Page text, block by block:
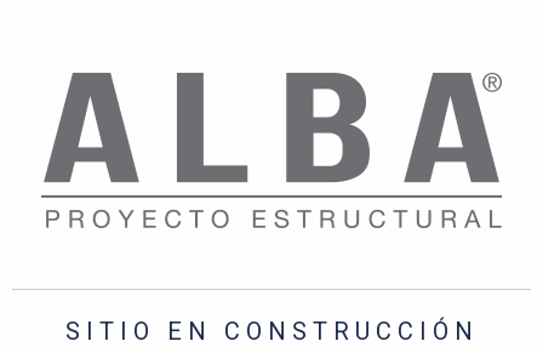
SITIO EN CONSTRUCCIÓN